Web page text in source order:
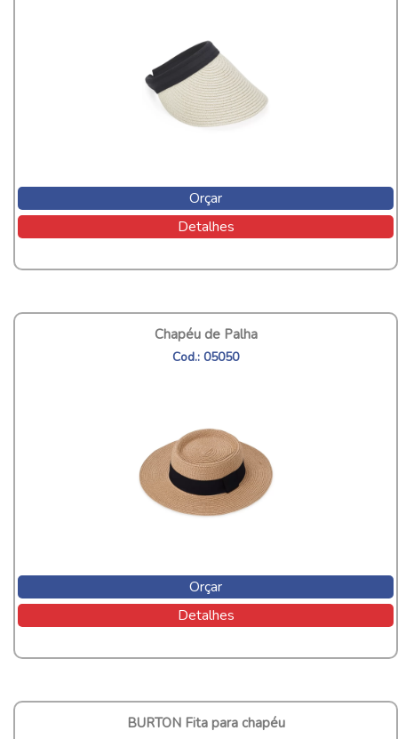
Orçar
Detalhes
Chapéu de Palha
Cod.: 05050
Orçar
Detalhes
BURTON Fita para chapéu